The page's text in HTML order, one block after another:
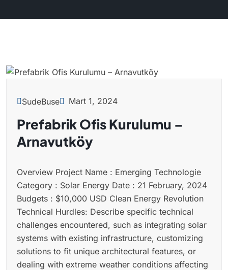
SudeBuse Mart 1, 2024
Prefabrik Ofis Kurulumu –
Arnavutköy
Overview Project Name : Emerging Technologie
Category : Solar Energy Date : 21 February, 2024
Budgets : $10,000 USD Clean Energy Revolution
Technical Hurdles: Describe specific technical
challenges encountered, such as integrating solar
systems with existing infrastructure, customizing
solutions to fit unique architectural features, or
dealing with extreme weather conditions affecting